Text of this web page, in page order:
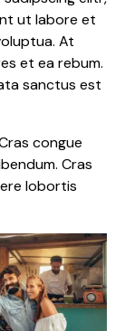
ut labore et
At
et ea rebum.
sanctus est
congue
Cras
lobortis